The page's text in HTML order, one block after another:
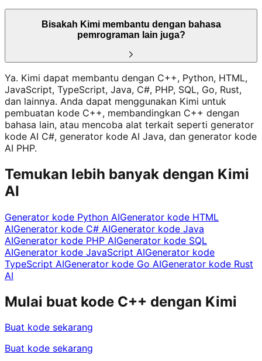
Bisakah Kimi membantu dengan bahasa
pemrograman lain juga?
Ya. Kimi dapat membantu dengan C++, Python, HTML,
JavaScript, TypeScript, Java, C#, PHP, SQL, Go, Rust,
dan lainnya. Anda dapat menggunakan Kimi untuk
pembuatan kode C++, membandingkan C++ dengan
bahasa lain, atau mencoba alat terkait seperti generator
kode AI C#, generator kode AI Java, dan generator kode
AI PHP.
Temukan lebih banyak dengan Kimi
AI
Generator kode Python AIGenerator kode HTML
AIGenerator kode C# AIGenerator kode Java
AIGenerator kode PHP AIGenerator kode SQL
AIGenerator kode JavaScript AIGenerator kode
TypeScript AIGenerator kode Go AIGenerator kode Rust
AI
Mulai buat kode C++ dengan Kimi
Buat kode sekarang
Buat kode sekarang